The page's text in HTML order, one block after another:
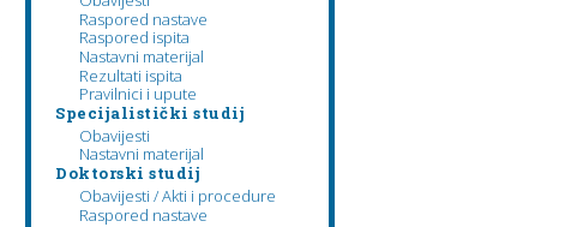
Raspored nastave
Raspored ispita
Nastavni materijal
Rezultati ispita
Pravilnici i upute
Specijalistički studij
Obavijesti
Nastavni materijal
Doktorski studij
Obavijesti / Akti i procedure
Raspored nastave